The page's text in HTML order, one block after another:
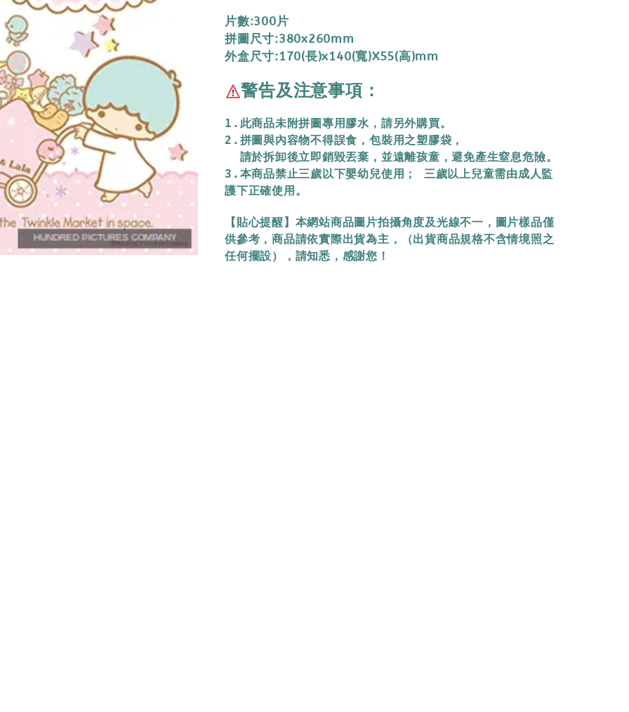
片數:300片
拼圖尺寸:380x260mm
外盒尺寸:170(長)x140(寬)X55(高)mm
警告及注意事項：
1.此商品未附拼圖專用膠水，請另外購買。
2.拼圖與內容物不得誤食，包裝用之塑膠袋，
  請於拆卸後立即銷毀丟棄，
並遠離孩童，避免產生窒息危險。
3.本商品禁止三歲以下嬰幼兒使用； 三歲以上兒童需由成人監
護下正確使用。
【貼心提醒】本網站商品圖片拍攝角度及光線不一，圖片樣品僅
供參考，商品請依實際出貨為主，（出貨商品規格不含情境照之
任何擺設），請知悉，感謝您！